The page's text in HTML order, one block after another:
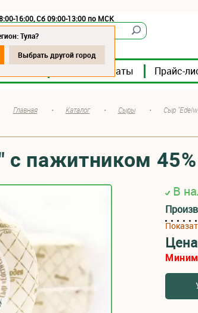
16:00, Сб 09:00-13:00 по МСК
Мясокомбинаты Прайс-
Тула?
Выбрать другой город
Главная • Каталог • Сыры • Сыр
с пажитником 45%
В